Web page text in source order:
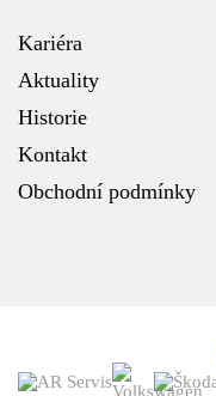
Kariéra
Aktuality
Historie
Kontakt
Obchodní podmínky